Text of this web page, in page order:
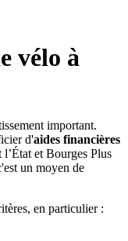
vélo à
important.
d'aides financières
l’État et Bourges Plus
un moyen de
en particulier :